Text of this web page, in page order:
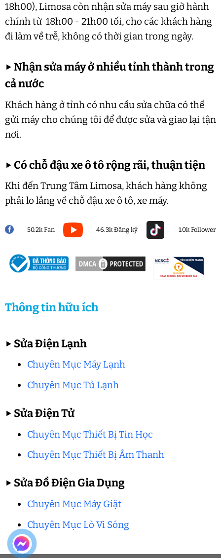
18h00), Limosa còn nhận sửa máy sau giờ hành
chính từ 18h00 - 21h00 tối, cho các khách hàng
đi làm về trễ, không có thời gian trong ngày.
▶Nhận sửa máy ở nhiều tỉnh thành trong
cả nước
Khách hàng ở tỉnh có nhu cầu sửa chữa có thể
gửi máy cho chúng tôi để được sửa và giao lại tận
nơi.
▶ Có chỗ đậu xe ô tô rộng rãi, thuận tiện
Khi đến Trung Tâm Limosa, khách hàng không
phải lo lắng về chỗ đậu xe ô tô, xe máy.
50.2k Fan 46.3k Đăng ký 1.0k Follower
Thông tin hữu ích
▶ Sửa Điện Lạnh
Chuyên Mục Máy Lạnh
Chuyên Mục Tủ Lạnh
▶ Sửa Điện Tử
Chuyên Mục Thiết Bị Tin Học
Chuyên Mục Thiết Bị Âm Thanh
▶ Sửa Đồ Điện Gia Dụng
Chuyên Mục Máy Giặt
Chuyên Mục Lò Vi Sóng